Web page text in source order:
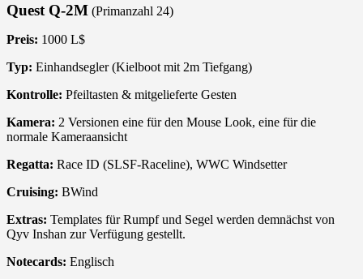
Quest Q-2M (Primanzahl 24)
Preis: 1000 L$
Typ: Einhandsegler (Kielboot mit 2m Tiefgang)
Kontrolle: Pfeiltasten & mitgelieferte Gesten
Kamera: 2 Versionen eine für den Mouse Look, eine für die
normale Kameraansicht
Regatta: Race ID (SLSF-Raceline), WWC Windsetter
Cruising: BWind
Extras: Templates für Rumpf und Segel werden demnächst von
Qyv Inshan zur Verfügung gestellt.
Notecards: Englisch